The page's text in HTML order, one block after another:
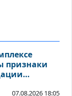
признаки
07.08.2026 18:05